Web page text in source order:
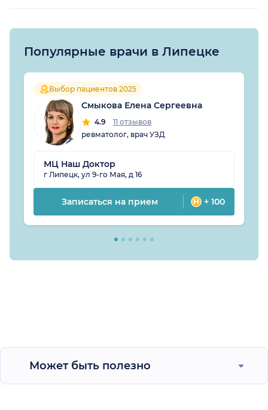
Популярные врачи в Липецке
Выбор пациентов 2025
Смыкова Елена Сергеевна
4.9
11 отзывов
ревматолог, врач УЗД
МЦ Наш Доктор
г Липецк, ул 9-го Мая, д 16
Записаться на прием + 100
Может быть полезно